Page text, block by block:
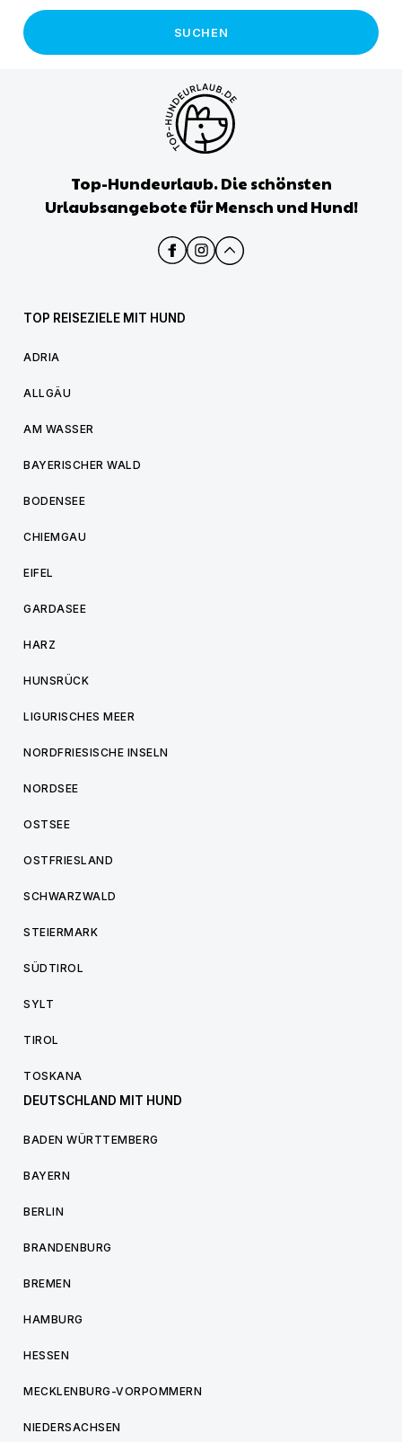
SUCHEN
Top-Hundeurlaub. Die schönsten
Urlaubsangebote für Mensch und Hund!
TOP REISEZIELE MIT HUND
ADRIA
ALLGÄU
AM WASSER
BAYERISCHER WALD
BODENSEE
CHIEMGAU
EIFEL
GARDASEE
HARZ
HUNSRÜCK
LIGURISCHES MEER
NORDFRIESISCHE INSELN
NORDSEE
OSTSEE
OSTFRIESLAND
SCHWARZWALD
STEIERMARK
SÜDTIROL
SYLT
TIROL
TOSKANA
DEUTSCHLAND MIT HUND
BADEN WÜRTTEMBERG
BAYERN
BERLIN
BRANDENBURG
BREMEN
HAMBURG
HESSEN
MECKLENBURG-VORPOMMERN
NIEDERSACHSEN